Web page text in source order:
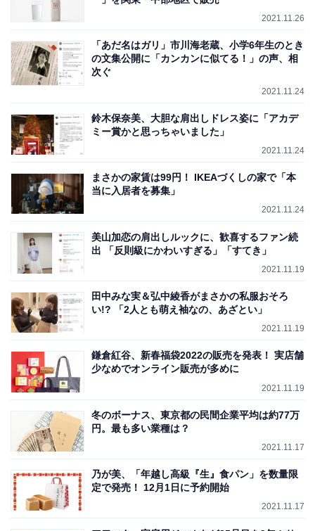
2021.11.26
「あだ名はガリ」市川海老蔵、小学6年生のとき
の文集公開に「カンカンに似てる！」の声、相
次ぐ
2021.11.24
鈴木保奈美、大胆な肩出しドレス姿に「アカデ
ミー賞かと思っちゃいました」
2021.11.24
まさかの家賃は99円！ IKEAづくしの家で「本
当に入居者を募集」
2021.11.24
美山加恋の肩出しルックに、歓喜するファン続
出 「反則級にかわいすぎる」「すてき」
2021.11.19
田中みな実＆弘中綾香がまさかの私服おそろ
い!? 「2人とも萌え袖なの、あざとい」
2021.11.19
鎌倉紅谷、新春福袋2022の販売を発表！ 実店舗
少なめでオンライン販売が多めに
2021.11.19
冬のボーナス、東京都の民間企業平均は約77万
円。最も多い業種は？
2021.11.17
乃が美、「年越し高級『生』食パン」を数量限
定で発売！ 12月1日に予約開始
2021.11.17